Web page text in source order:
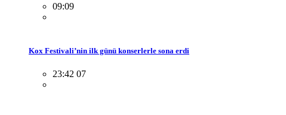
09:09
Kox Festivali’nin ilk günü konserlerle sona erdi
23:42 07